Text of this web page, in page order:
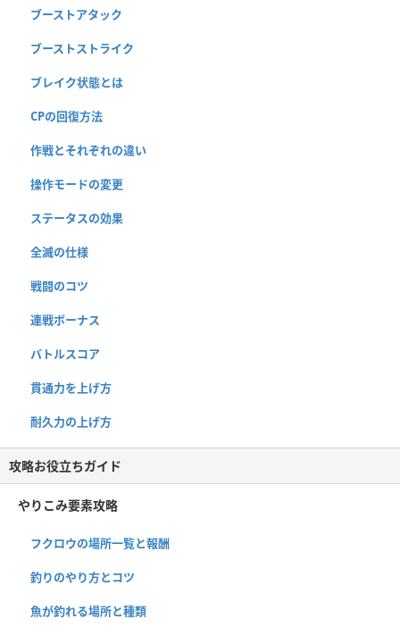
ブーストアタック
ブーストストライク
ブレイク状態とは
CPの回復方法
作戦とそれぞれの違い
操作モードの変更
ステータスの効果
全滅の仕様
戦闘のコツ
連戦ボーナス
バトルスコア
貫通力を上げ方
耐久力の上げ方
攻略お役立ちガイド
やりこみ要素攻略
フクロウの場所一覧と報酬
釣りのやり方とコツ
魚が釣れる場所と種類